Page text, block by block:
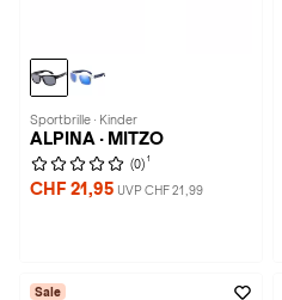
Sportbrille · Kinder
ALPINA · MITZO
(0) 1
CHF 21,95 UVP CHF 21,99
Sale